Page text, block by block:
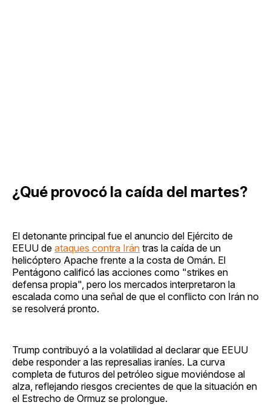
¿Qué provocó la caída del martes?
El detonante principal fue el anuncio del Ejército de
EEUU de ataques contra Irán tras la caída de un
helicóptero Apache frente a la costa de Omán. El
Pentágono calificó las acciones como "strikes en
defensa propia", pero los mercados interpretaron la
escalada como una señal de que el conflicto con Irán no
se resolverá pronto.
Trump contribuyó a la volatilidad al declarar que EEUU
debe responder a las represalias iraníes. La curva
completa de futuros del petróleo sigue moviéndose al
alza, reflejando riesgos crecientes de que la situación en
el Estrecho de Ormuz se prolongue.